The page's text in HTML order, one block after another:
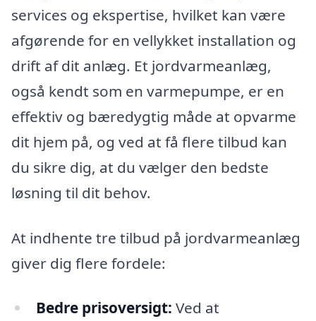
services og ekspertise, hvilket kan være
afgørende for en vellykket installation og
drift af dit anlæg. Et jordvarmeanlæg,
også kendt som en varmepumpe, er en
effektiv og bæredygtig måde at opvarme
dit hjem på, og ved at få flere tilbud kan
du sikre dig, at du vælger den bedste
løsning til dit behov.
At indhente tre tilbud på jordvarmeanlæg
giver dig flere fordele:
Bedre prisoversigt: Ved at